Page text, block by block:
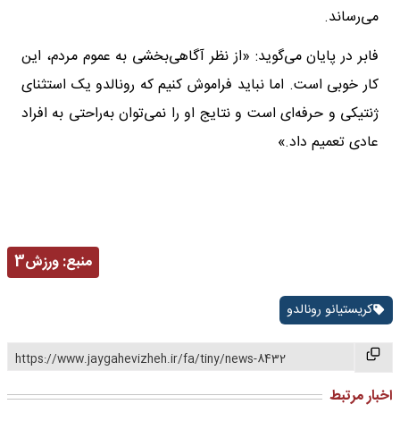
می‌رساند.
فابر در پایان می‌گوید: «از نظر آگاهی‌بخشی به عموم مردم، این
کار خوبی است. اما نباید فراموش کنیم که رونالدو یک استثنای
ژنتیکی و حرفه‌ای است و نتایج او را نمی‌توان به‌راحتی به افراد
عادی تعمیم داد.»
منبع:ورزش3
کریستیانو رونالدو
https://www.jaygahevizheh.ir/fa/tiny/news-8432
اخبار مرتبط